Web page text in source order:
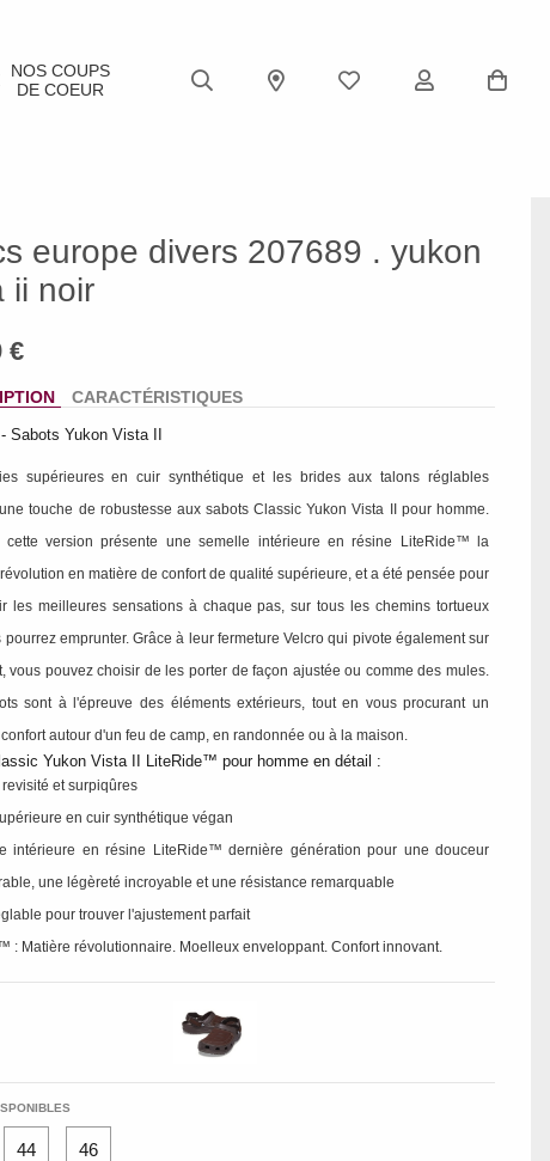
NOS COUPS
DE COEUR
europe divers 207689 . yukon
ii noir
CARACTÉRISTIQUES
Sabots Yukon Vista II
supérieures en cuir synthétique et les brides aux talons réglables
touche de robustesse aux sabots Classic Yukon Vista II pour homme.
cette version présente une semelle intérieure en résine LiteRide™ la
en matière de confort de qualité supérieure, et a été pensée pour
les meilleures sensations à chaque pas, sur tous les chemins tortueux
pourrez emprunter. Grâce à leur fermeture Velcro qui pivote également sur
vous pouvez choisir de les porter de façon ajustée ou comme des mules.
sont à l'épreuve des éléments extérieurs, tout en vous procurant un
autour d'un feu de camp, en randonnée ou à la maison.
Yukon Vista II LiteRide™ pour homme en détail :
et surpiqûres
en cuir synthétique végan
intérieure en résine LiteRide™ dernière génération pour une douceur
une légèreté incroyable et une résistance remarquable
pour trouver l'ajustement parfait
: Matière révolutionnaire. Moelleux enveloppant. Confort innovant.
44 46